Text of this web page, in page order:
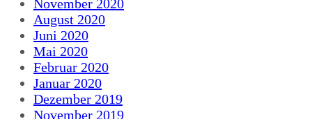
November 2020
August 2020
Juni 2020
Mai 2020
Februar 2020
Januar 2020
Dezember 2019
November 2019